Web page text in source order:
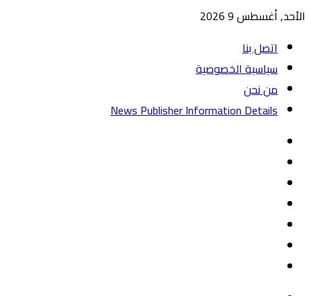
الأحد, أغسطس 9 2026
اتصل بنا
سياسية الخصوصية
من نحن
News Publisher Information Details